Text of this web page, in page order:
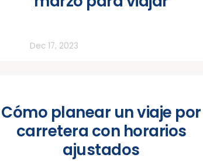
Dec 17, 2023
Cómo planear un viaje por
carretera con horarios
ajustados